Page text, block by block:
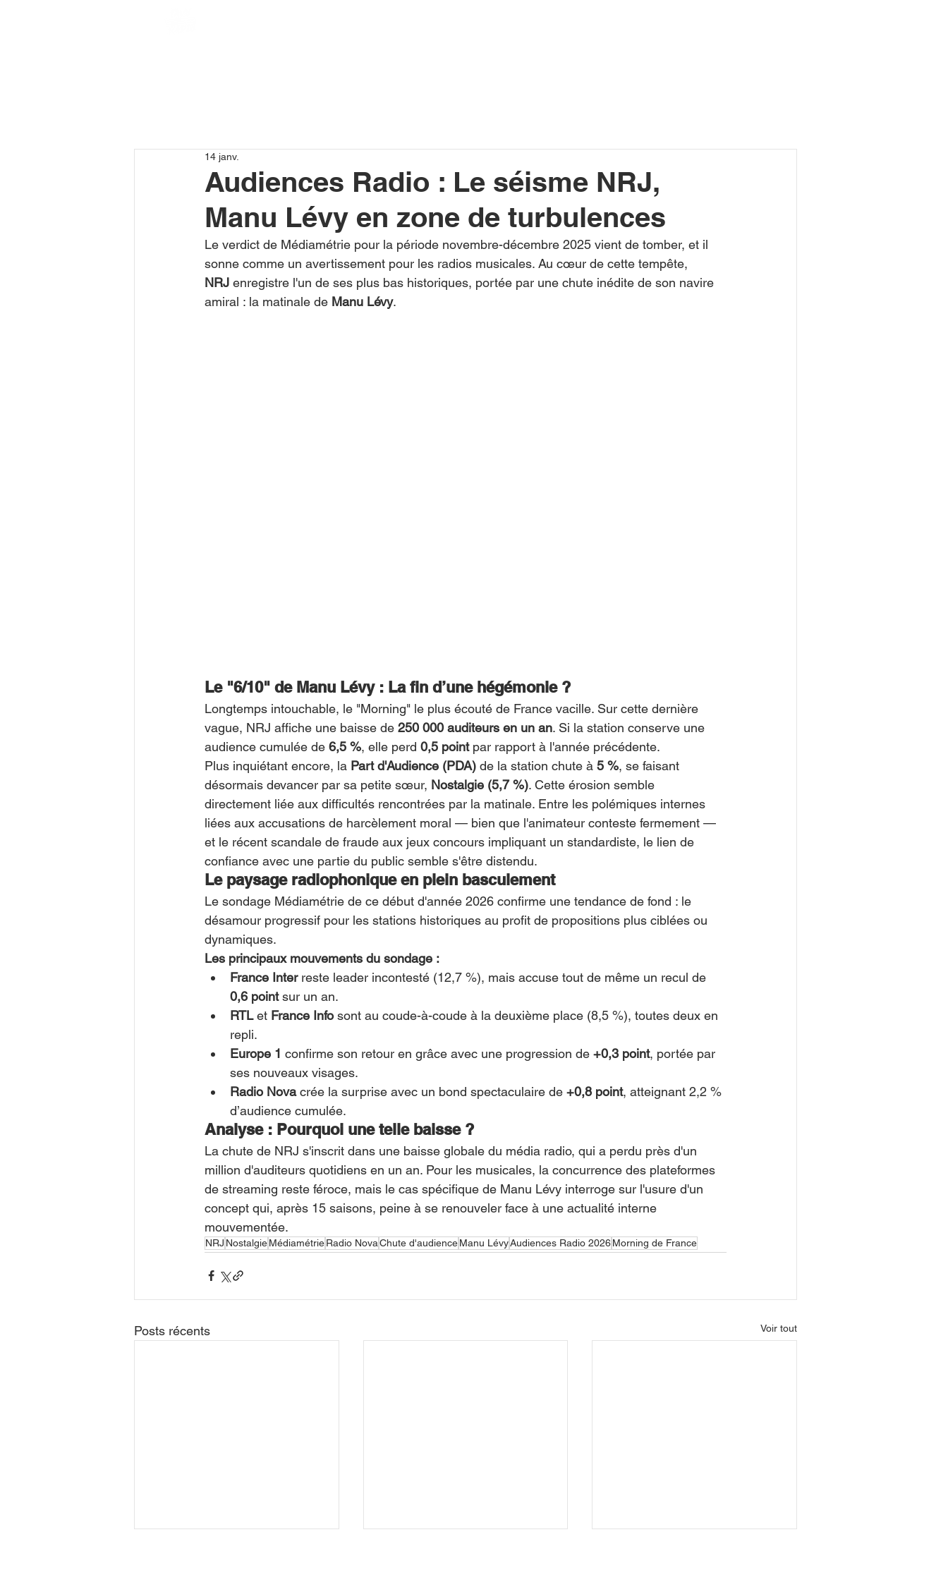
Audiences Radio : Le séisme NRJ,
Manu Lévy en zone de turbulences
14 janv.
Le verdict de Médiamétrie pour la période novembre-décembre 2025 vient de tomber, et il
sonne comme un avertissement pour les radios musicales. Au cœur de cette tempête,
NRJ enregistre l'un de ses plus bas historiques, portée par une chute inédite de son navire
amiral : la matinale de Manu Lévy.
Le "6/10" de Manu Lévy : La fin d’une hégémonie ?
Longtemps intouchable, le "Morning" le plus écouté de France vacille. Sur cette dernière
vague, NRJ affiche une baisse de 250 000 auditeurs en un an. Si la station conserve une
audience cumulée de 6,5 %, elle perd 0,5 point par rapport à l'année précédente.
Plus inquiétant encore, la Part d'Audience (PDA) de la station chute à 5 %, se faisant
désormais devancer par sa petite sœur, Nostalgie (5,7 %). Cette érosion semble
directement liée aux difficultés rencontrées par la matinale. Entre les polémiques internes
liées aux accusations de harcèlement moral — bien que l'animateur conteste fermement —
et le récent scandale de fraude aux jeux concours impliquant un standardiste, le lien de
confiance avec une partie du public semble s'être distendu.
Le paysage radiophonique en plein basculement
Le sondage Médiamétrie de ce début d'année 2026 confirme une tendance de fond : le
désamour progressif pour les stations historiques au profit de propositions plus ciblées ou
dynamiques.
Les principaux mouvements du sondage :
France Inter reste leader incontesté (12,7 %), mais accuse tout de même un recul de
0,6 point sur un an.
RTL et France Info sont au coude-à-coude à la deuxième place (8,5 %), toutes deux en
repli.
Europe 1 confirme son retour en grâce avec une progression de +0,3 point, portée par
ses nouveaux visages.
Radio Nova crée la surprise avec un bond spectaculaire de +0,8 point, atteignant 2,2 %
d’audience cumulée.
Analyse : Pourquoi une telle baisse ?
La chute de NRJ s'inscrit dans une baisse globale du média radio, qui a perdu près d'un
million d'auditeurs quotidiens en un an. Pour les musicales, la concurrence des plateformes
de streaming reste féroce, mais le cas spécifique de Manu Lévy interroge sur l'usure d'un
concept qui, après 15 saisons, peine à se renouveler face à une actualité interne
mouvementée.
NRJ NostalgieMédiamétrieRadio NovaChute d'audienceManu LévyAudiences Radio 2026Morning de France
Posts récents Voir tout